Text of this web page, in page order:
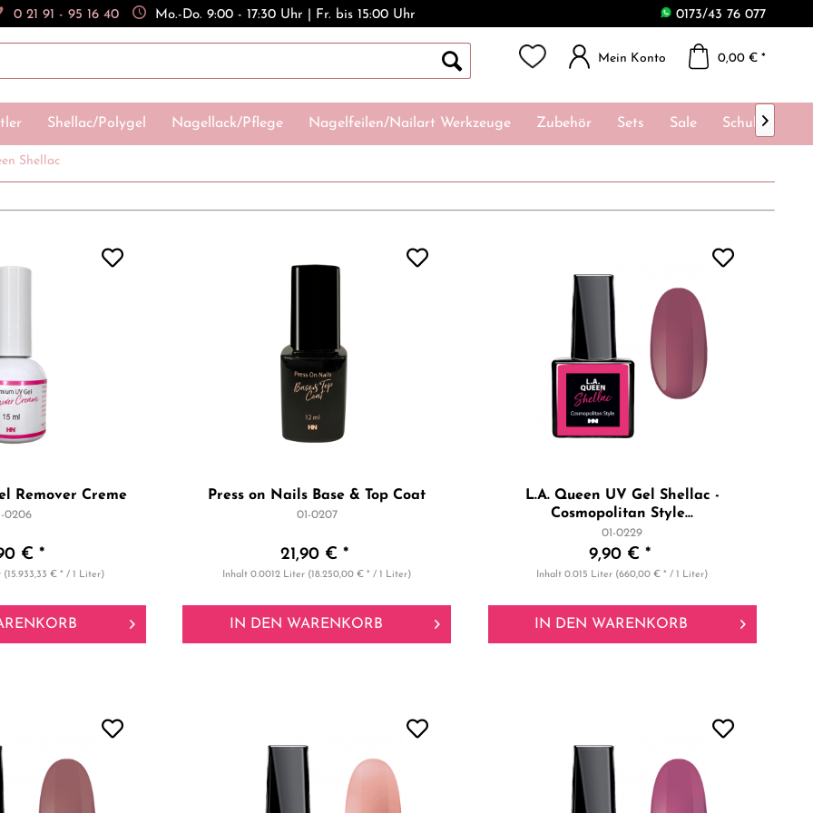
0 21 91 - 95 16 40 Mo.-Do. 9:00 - 17:30 Uhr | Fr. bis 15:00 Uhr 0173/43 76 077
Mein Konto 0,00 € *
Shellac/Polygel Nagellack/Pflege Nagelfeilen/Nailart Werkzeuge Zubehör Sets Sale Schulungen

Shellac
Remover Creme
0206
€ *
(15.933,33 € * / 1 Liter)
Press on Nails Base & Top Coat
01-0207
21,90 € *
Inhalt0.0012 Liter (18.250,00 € * / 1 Liter)
IN DEN WARENKORB
L.A. Queen UV Gel Shellac -
Cosmopolitan Style...
01-0229
9,90 € *
Inhalt0.015 Liter (660,00 € * / 1 Liter)
IN DEN WARENKORB